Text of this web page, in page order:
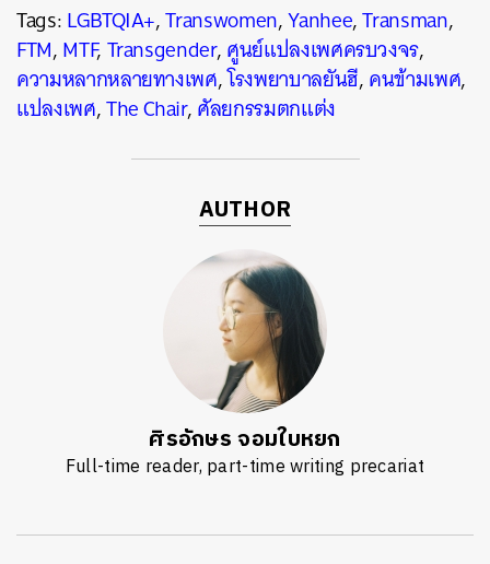
Tags:LGBTQIA+,Transwomen,Yanhee,Transman,
FTM,MTF,Transgender,ศูนย์แปลงเพศครบวงจร,
ความหลากหลายทางเพศ,โรงพยาบาลยันฮี,คนข้ามเพศ,
แปลงเพศ,The Chair,ศัลยกรรมตกแต่ง
AUTHOR
ศิรอักษร จอมใบหยก
Full-time reader, part-time writing precariat